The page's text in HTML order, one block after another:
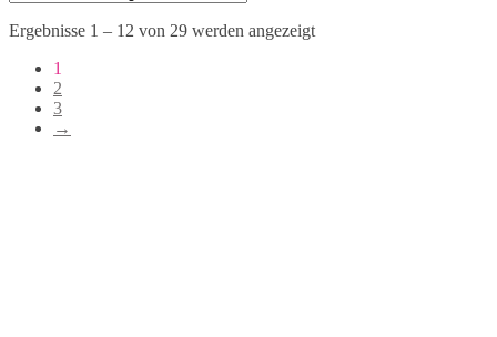
Ergebnisse 1 – 12 von 29 werden angezeigt
1
2
3
→